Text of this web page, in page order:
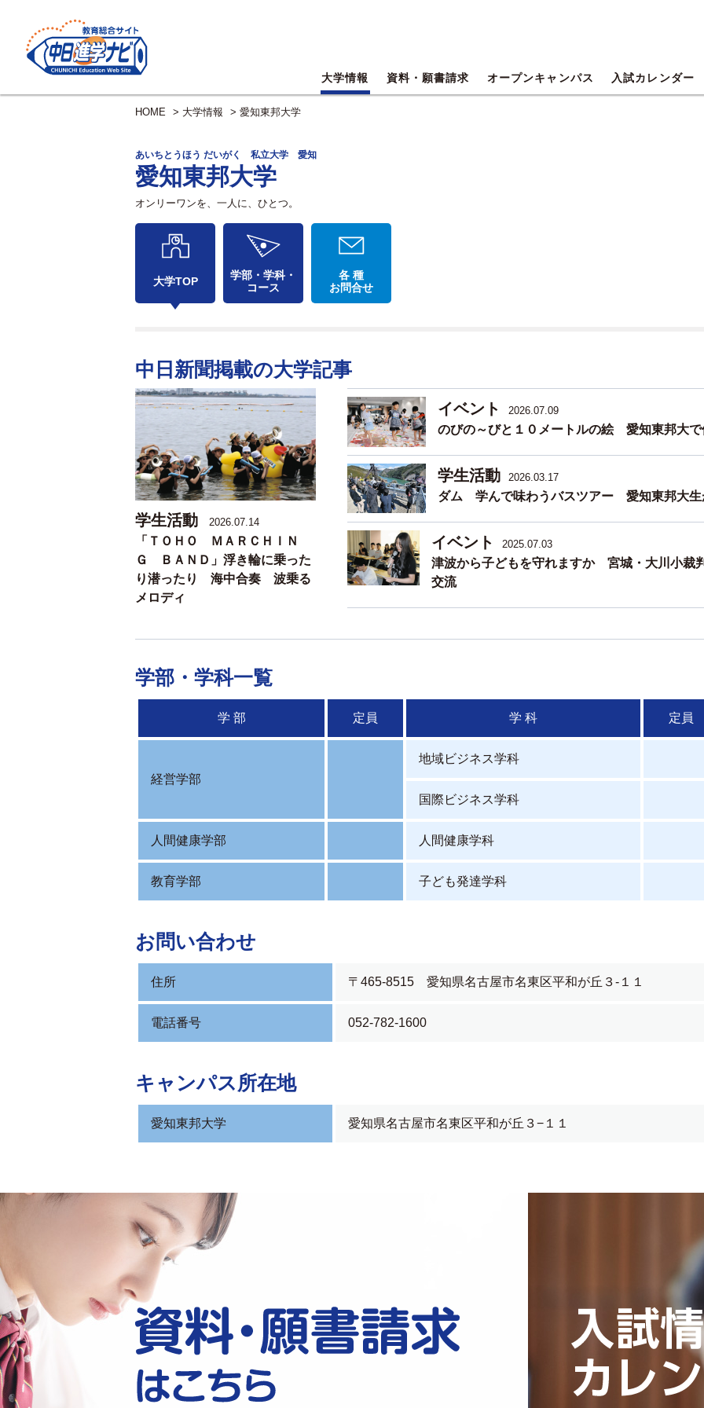
大学情報 資料・願書請求 オープンキャンパス 入試カレンダー
HOME > 大学情報 > 愛知東邦大学
あいちとうほう だいがく 私立大学 愛知
愛知東邦大学
オンリーワンを、一人に、ひとつ。
大学TOP
学部・学科・
コース
各 種
お問合せ
中日新聞掲載の大学記事
学生活動 2026.07.14
「ＴＯＨＯ ＭＡＲＣＨＩＮ
Ｇ ＢＡＮＤ」浮き輪に乗った
り潜ったり 海中合奏 波乗る
メロディ
イベント 2026.07.09
のびの～びと１０メートルの絵 愛知東邦大
学生活動 2026.03.17
ダム 学んで味わうバスツアー 愛知東邦大
イベント 2025.07.03
津波から子どもを守れますか 宮城・大川小裁
交流
学部・学科一覧
学 部 定員 学 科 定員
経営学部
地域ビジネス学科
国際ビジネス学科
人間健康学部 人間健康学科
教育学部 子ども発達学科
お問い合わせ
住所 〒465-8515 愛知県名古屋市名東区平和が丘３-１１
電話番号 052-782-1600
キャンパス所在地
愛知東邦大学 愛知県名古屋市名東区平和が丘３−１１